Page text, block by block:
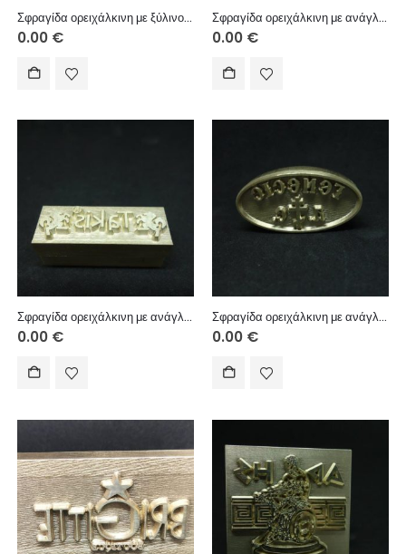
Σφραγίδα ορειχάλκινη με ξύλινο χερούλι, με ανάγλυφη χάραξη για αποτύπωμα/πυρογραφία με θέρμανση.
0.00 €
Σφραγίδα ορειχάλκινη με ανάγλυφη χάραξη για αποτύπωμα/πυρογραφία με θέρμανση.
0.00 €
Σφραγίδα ορειχάλκινη με ανάγλυφη χάραξη για αποτύπωμα/πυρογραφία με θέρμανση.
0.00 €
Σφραγίδα ορειχάλκινη με ανάγλυφη χάραξη για αποτύπωμα/πυρογραφία με θέρμανση.
0.00 €